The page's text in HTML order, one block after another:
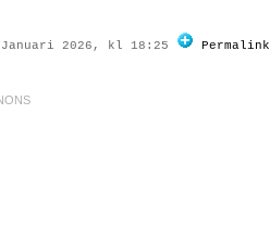
2026, kl 18:25 Permalink